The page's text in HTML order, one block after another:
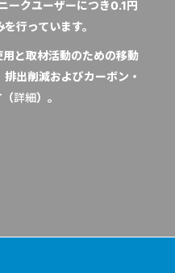
ークユーザーにつき0.1円
行っています。
と取材活動のための移動
出削減およびカーボン・
詳細）。